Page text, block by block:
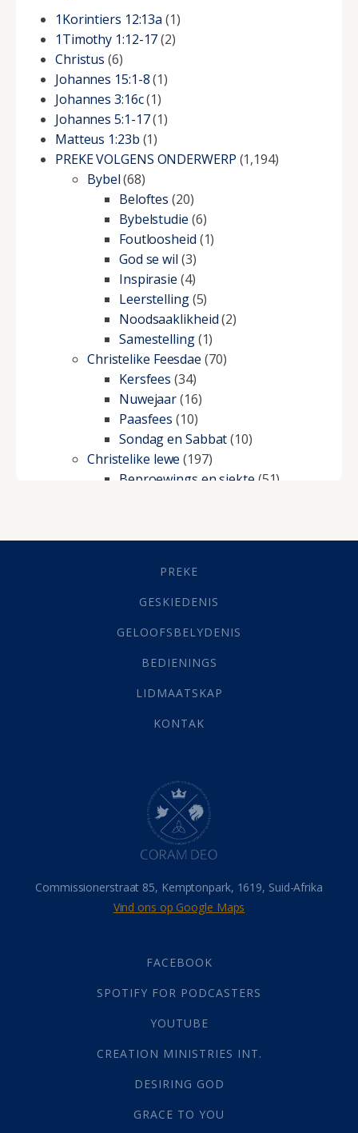
1Korintiers 12:13a (1)
1Timothy 1:12-17(2)
Christus (6)
Johannes 15:1-8(1)
Johannes 3:16c(1)
Johannes 5:1-17(1)
Matteus 1:23b (1)
PREKE VOLGENS ONDERWERP (1,194)
Bybel(68)
Beloftes (20)
Bybelstudie (6)
Foutloosheid (1)
God se wil (3)
Inspirasie (4)
Leerstelling(5)
Noodsaaklikheid(2)
Samestelling(1)
Christelike Feesdae (70)
Kersfees (34)
Nuwejaar(16)
Paasfees (10)
Sondag en Sabbat(10)
Christelike lewe (197)
Beproewings en siekte (51)
Geestelike Groei(10)
(21)
Grys Areas(4)
Lewensdoel(3)
Selfondersoek(1)
Werk(22)
(142)
Hemel (31)
Israel (14)
Millennium(1)
Oordeelsdag(19)
Verheerlikte liggaam
Wederkoms
(27)
Gebed(87)
Die Onse Vader(12)
God(392)
Afgode(23)
Almag(1)
Alomteenwoordig
Alwetendheid (1)
PREKE
GESKIEDENIS
GELOOFSBELYDENIS
BEDIENINGS
LIDMAATSKAP
KONTAK
Commissionerstraat 85, Kemptonpark, 1619, Suid-Afrika
Vind ons op Google Maps
FACEBOOK
SPOTIFY FOR PODCASTERS
YOUTUBE
CREATION MINISTRIES INT.
DESIRING GOD
GRACE TO YOU